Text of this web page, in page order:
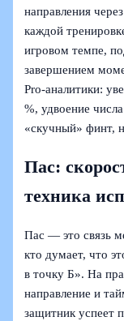
направления
каждой
игровом темпе,
завершением
Pro-аналитики:
%, удвоение
«скучный» финт,
Пас:
техника
Пас — это связь
кто думает, что
в точку Б». На
направление и
защитник успеет